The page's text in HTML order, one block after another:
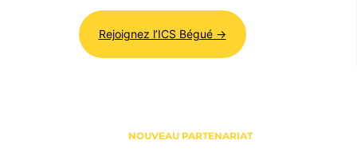
Rejoignez l’ICS Bégué →
NOUVEAU PARTENARIAT